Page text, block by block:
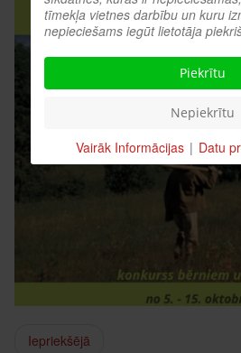
Iepriekšējā
tīmekļa vietnes darbību un kuru
nepieciešams iegūt lietotāja
Piekrītu
Nepiekrītu
Vairāk Informācijas | Datu